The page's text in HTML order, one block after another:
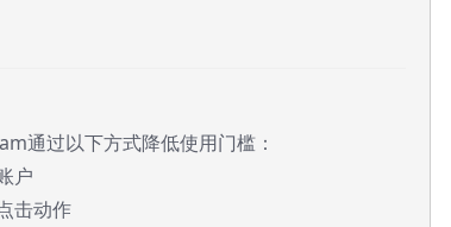
通过以下方式降低使用门槛：
户
击动作